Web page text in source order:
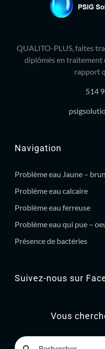
QUALITO-PLUS, faites
diplômés en traitement
rapport
514
Navigation
Problème eau Jaune –
Problème eau calcaire
Problème eau ferreuse
Problème eau qui pue –
Présence de bactéries
Suivez-nous sur
Vous
Rechercher